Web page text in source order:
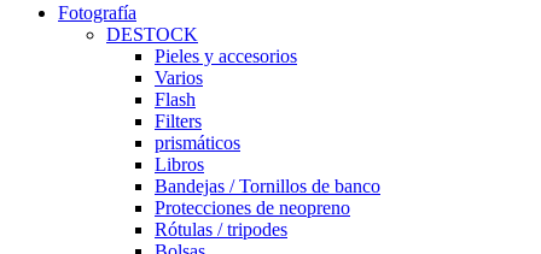
Fotografía
DESTOCK
Pieles y accesorios
Varios
Flash
Filters
prismáticos
Libros
Bandejas / Tornillos de banco
Protecciones de neopreno
Rótulas / tripodes